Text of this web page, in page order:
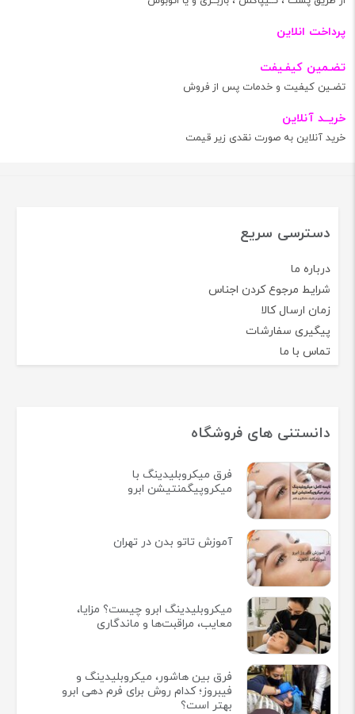
پرداخت انلاین
تضـمین کیفـیفت
تضـین کیفیت و خدمات پس از فروش
خریــد آنلاین
خرید آنلاین به صورت نقدی زیر قیمت
دسترسی سریع
درباره ما
شرایط مرجوع کردن اجناس
زمان ارسال کالا
پیگیری سفارشات
تماس با ما
دانستنی های فروشگاه
فرق میکروبلیدینگ با
میکروپیگمنتیشن ابرو
آموزش تاتو بدن در تهران
میکروبلیدینگ ابرو چیست؟ مزایا،
معایب، مراقبت‌ها و ماندگاری
فرق بین هاشور، میکروبلیدینگ و
فیبروز؛ کدام روش برای فرم دهی ابرو
بهتر است؟